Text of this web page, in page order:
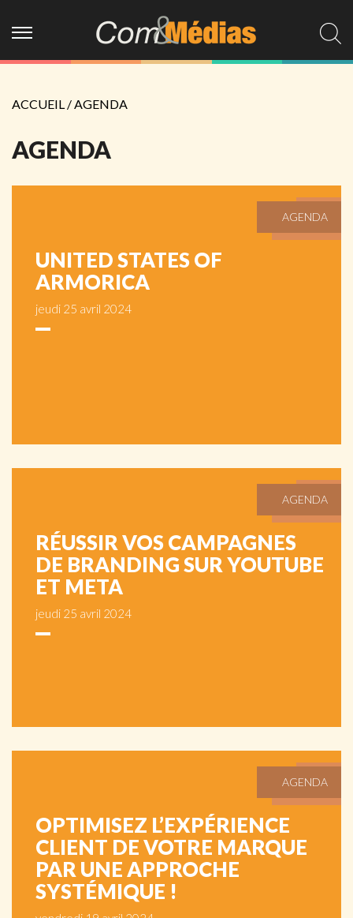
ACCUEIL /AGENDA
AGENDA
AGENDA
UNITED STATES OF
ARMORICA
jeudi 25 avril 2024
AGENDA
RÉUSSIR VOS CAMPAGNES
DE BRANDING SUR YOUTUBE
ET META
jeudi 25 avril 2024
AGENDA
OPTIMISEZ L’EXPÉRIENCE
CLIENT DE VOTRE MARQUE
PAR UNE APPROCHE
SYSTÉMIQUE !